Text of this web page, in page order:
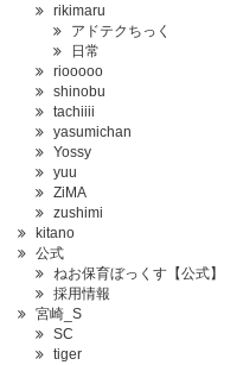
rikimaru
アドテクちっく
日常
riooooo
shinobu
tachiiii
yasumichan
Yossy
yuu
ZiMA
zushimi
kitano
公式
ねお保育ぼっくす【公式】
採用情報
宮崎_S
SC
tiger